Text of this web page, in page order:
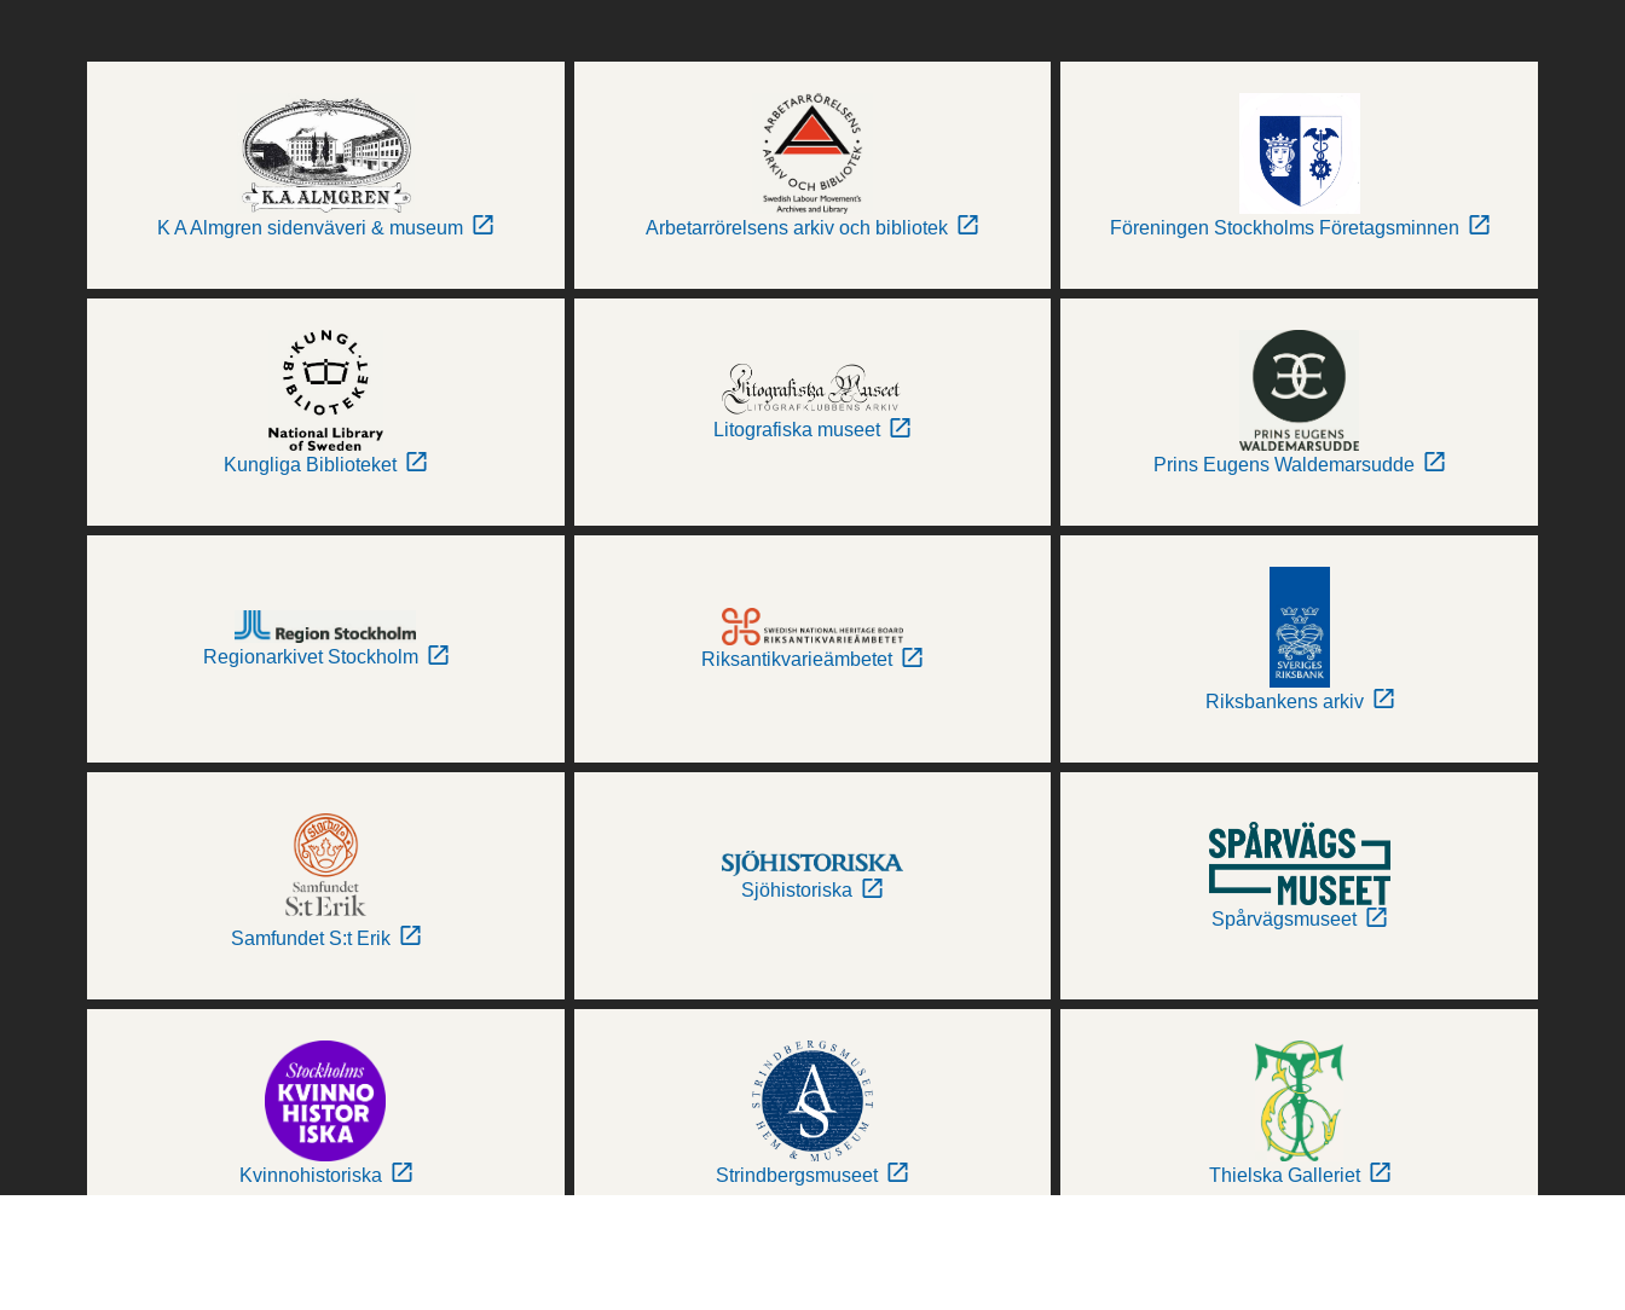
K A Almgren sidenväveri & museum Arbetarrörelsens arkiv och bibliotek Föreningen Stockholms Företagsminnen
Kungliga Biblioteket
Litografiska museet
Prins Eugens Waldemarsudde
Regionarkivet Stockholm Riksantikvarieämbetet
Riksbankens arkiv
Samfundet S:t Erik
Sjöhistoriska
Spårvägsmuseet
Kvinnohistoriska Strindbergsmuseet Thielska Galleriet